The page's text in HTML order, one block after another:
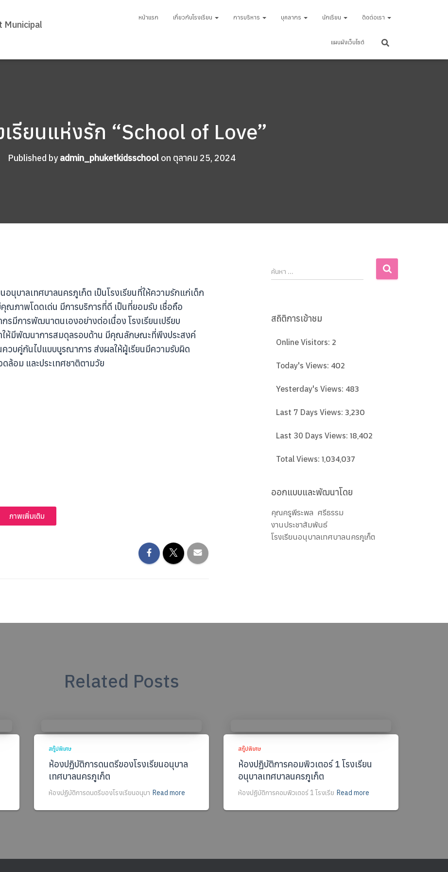
หน้าแรก เกี่ยวกับโรงเรียน การบริหาร บุคลากร นักเรียน ติดต่อเรา
แผนผังเว็บไซต์
เรียนแห่งรัก “School of Love”
Published byadmin_phuketkidsschoolon ตุลาคม 25, 2024
อนุบาลเทศบาลนครภูเก็ต เป็นโรงเรียนที่ให้ความรักแก่เด็ก
ณภาพโดดเด่น มีการบริการที่ดี เป็นที่ยอมรับ เชื่อถือ
มีการพัฒนาตนเองอย่างต่อเนื่อง โรงเรียนเปรียบ
ให้มีพัฒนาการสมดุลรอบด้าน มีคุณลักษณะที่พึงประสงค์
ควบคู่กันไปแบบบูรณาการ ส่งผลให้ผู้เรียนมีความรับผิด
ล้อม และประเทศชาติตามวัย
ภาพเพิ่มเติม
ค้นหา …
สถิติการเข้าชม
Online Visitors: 2
Today's Views: 402
Yesterday's Views: 483
Last 7 Days Views: 3,230
Last 30 Days Views: 18,402
Total Views: 1,034,037
ออกแบบและพัฒนาโดย
คุณครูพีระพล ศรีธรรม
งานประชาสัมพันธ์
โรงเรียนอนุบาลเทศบาลนครภูเก็ต
Related Posts
สกู๊ปพิเศษ
ห้องปฏิบัติการดนตรีของโรงเรียนอนุบาล
เทศบาลนครภูเก็ต
ห้องปฏิบัติการดนตรีของโรงเรียนอนุบา Read more
สกู๊ปพิเศษ
ห้องปฏิบัติการคอมพิวเตอร์ 1 โรงเรียน
อนุบาลเทศบาลนครภูเก็ต
ห้องปฏิบัติการคอมพิวเตอร์ 1 โรงเรีย Read more